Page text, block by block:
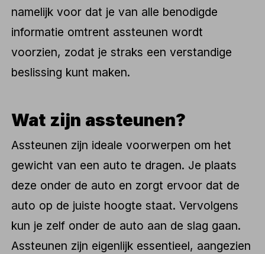
namelijk voor dat je van alle benodigde
informatie omtrent assteunen wordt
voorzien, zodat je straks een verstandige
beslissing kunt maken.
Wat zijn assteunen?
Assteunen zijn ideale voorwerpen om het
gewicht van een auto te dragen. Je plaats
deze onder de auto en zorgt ervoor dat de
auto op de juiste hoogte staat. Vervolgens
kun je zelf onder de auto aan de slag gaan.
Assteunen zijn eigenlijk essentieel, aangezien